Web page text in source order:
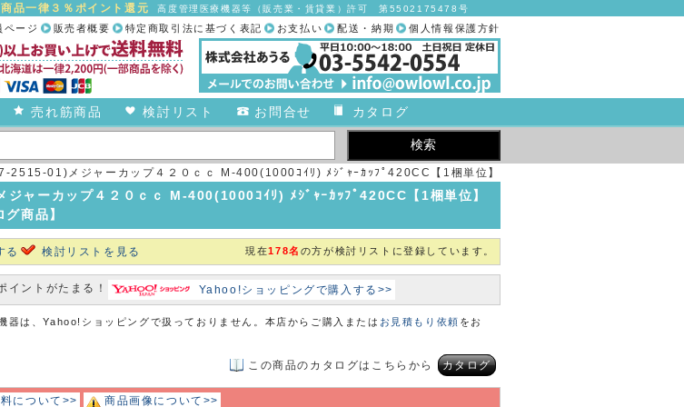
品一律３％ポイント還元 高度管理医療機器等（販売業・賃貸業）許可 第5502175478号
個人情報保護方針
配送・納期
お支払い
特定商取引法に基づく表記
販売者概要
ページ
売れ筋商品 検討リスト お問合せ カタログ
2515-01)メジャーカップ４２０ｃｃ M-400(1000ｺｲﾘ) ﾒｼﾞｬｰｶｯﾌﾟ420CC【1梱単位】
【2019年カタログ商品】
ャーカップ４２０ｃｃ M-400(1000ｺｲﾘ) ﾒｼﾞｬｰｶｯﾌﾟ420CC【1梱単位】
グ商品】
る 検討リストを見る 現在178名 の方が検討リストに登録しています。
ントがたまる！ Yahoo!ショッピングで購入する>>
器は、Yahoo!ショッピングで扱っておりません。本店からご購入または お見積もり依頼 をお
この商品のカタログはこちらから カタログ
について>> 商品画像について>>